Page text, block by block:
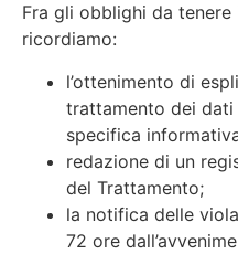
Fra gli obblighi da
ricordiamo:
l’ottenimento di
trattamento dei dati
specifica
redazione di un
del Trattamento;
la notifica delle
72 ore